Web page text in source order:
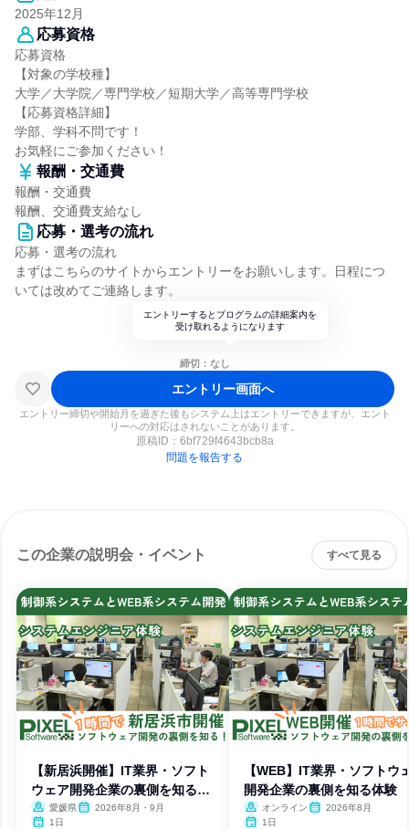
2025年12月
応募資格
応募資格
【対象の学校種】
大学／大学院／専門学校／短期大学／高等専門学校
【応募資格詳細】
学部、学科不問です！
お気軽にご参加ください！
報酬・交通費
報酬・交通費
報酬、交通費支給なし
応募・選考の流れ
応募・選考の流れ
まずはこちらのサイトからエントリーをお願いします。日程につ
いては改めてご連絡します。
エントリーするとプログラムの詳細案内を
受け取れるようになります
締切：なし
エントリー画面へ
エントリー締切や開始月を過ぎた後もシステム上はエントリーできますが、エント
リーへの対応はされないことがあります。
原稿ID： 6bf729f4643bcb8a
問題を報告する
この企業の説明会・イベント すべて見る
【新居浜開催】IT業界・ソフト
ウェア開発企業の裏側を知る体
験 愛媛県
2026年8月・9月
1日
【WEB】IT業界・ソフトウ
開発企業の裏側を知る体験
オンライン
2026年8月
1日